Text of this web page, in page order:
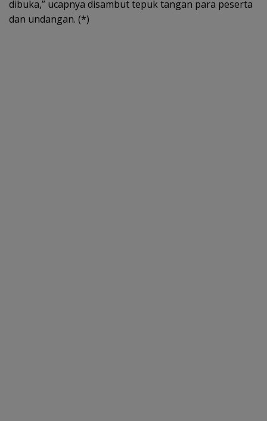
dibuka,” ucapnya disambut tepuk tangan para peserta
dan undangan. (*)